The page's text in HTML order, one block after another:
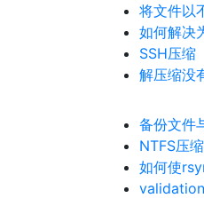
将文件以
如何解决
SSH压缩
解压缩没
备份文件
NTFS压
如何使